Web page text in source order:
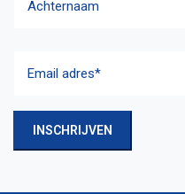
adres(Vereist)
INSCHRIJVEN